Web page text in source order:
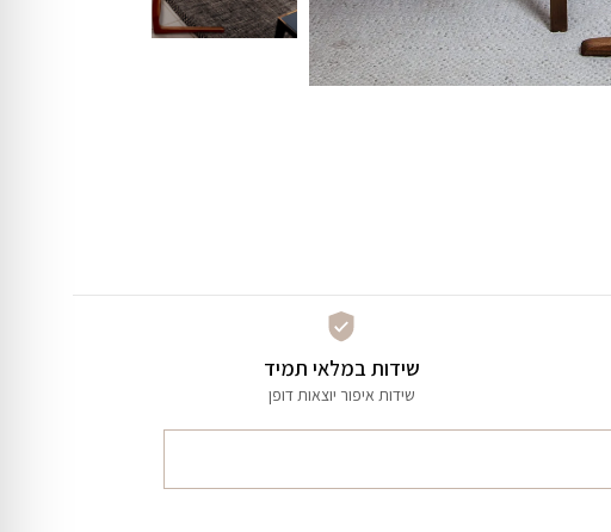
שידות במלאי תמיד
שידות איפור יוצאות דופן